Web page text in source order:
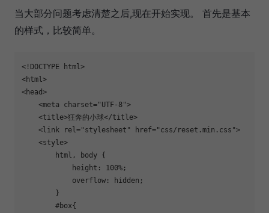
当大部分问题考虑清楚之后,现在开始实现。 首先是基本
的样式，比较简单。
<!DOCTYPE html>
<html >
<head>
<meta charset="UTF-8">
<title>狂奔的小球</title>
<link rel ="stylesheet" href="css/reset.min.css">
<style>
html , body {
height : 100% ;
overflow : hidden;
        }
#box{